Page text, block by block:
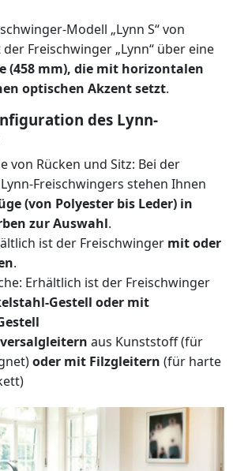
Modell „Lynn S“ von
Freischwinger „Lynn“ über eine
(458 mm), die mit horizontalen
optischen Akzent setzt.
des Lynn-
von Rücken und Sitz: Bei der
Freischwingers stehen Ihnen
(von Polyester bis Leder) in
zur Auswahl.
ist der Freischwinger mit oder
.
Erhältlich ist der Freischwinger
Gestell oder mit
aus Kunststoff (für
oder mit Filzgleitern (für harte